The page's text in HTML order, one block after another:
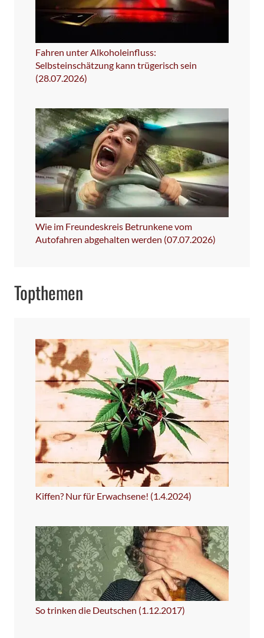
Fahren unter Alkoholeinfluss:
Selbsteinschätzung kann trügerisch sein
(28.07.2026)
Wie im Freundeskreis Betrunkene vom
Autofahren abgehalten werden (07.07.2026)
Topthemen
Kiffen? Nur für Erwachsene! (1.4.2024)
So trinken die Deutschen (1.12.2017)